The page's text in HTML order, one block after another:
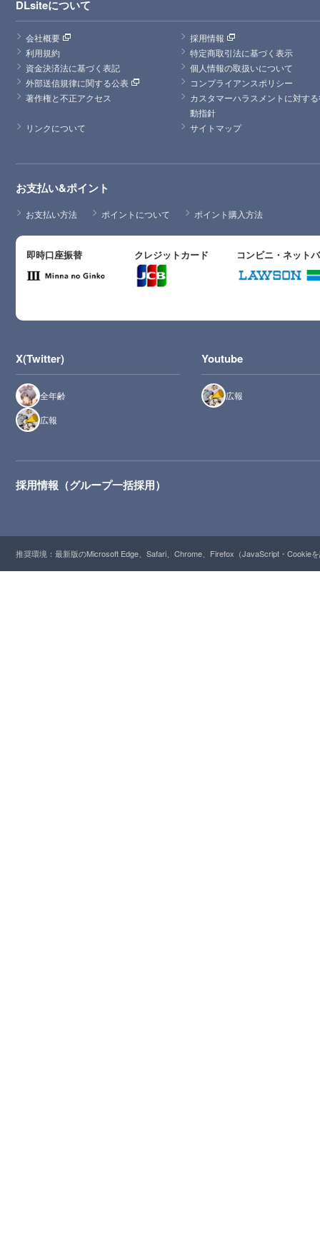
DLsiteについて
会社概要
採用情報
利用規約
特定商取引法に基づく表示
資金決済法に基づく表記
個人情報の取扱いについて
外部送信規律に関する公表
コンプライアンスポリシー
著作権と不正アクセス
カスタマーハラスメントに対す
動指針
リンクについて
サイトマップ
お支払い&ポイント
お支払い方法 ポイントについて ポイント購入方法
即時口座振替 クレジットカード コンビニ・ネット
X(Twitter)
全年齢
広報
Youtube
広報
採用情報（グループ一括採用）
推奨環境：最新版のMicrosoft Edge、Safari、Chrome、Firefox（JavaScript・Cookie